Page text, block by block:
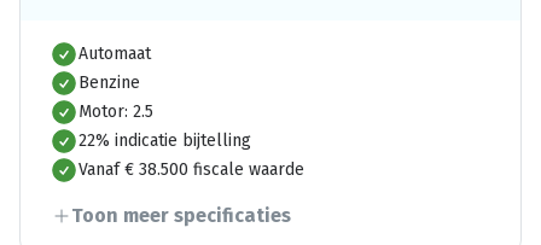
Automaat
Benzine
Motor: 2.5
22% indicatie bijtelling
Vanaf € 38.500 fiscale waarde
Toon meer specificaties